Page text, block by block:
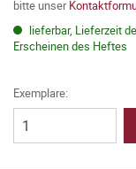
bitte unser
lieferbar, Lieferzeit
Erscheinen des Heftes
Exemplare: